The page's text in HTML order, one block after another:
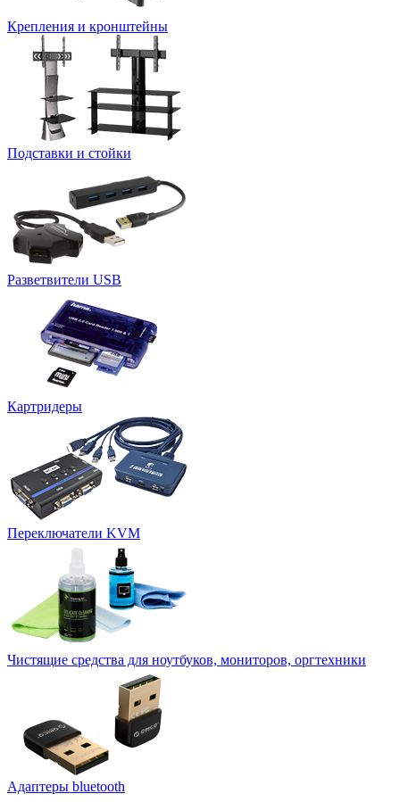
Крепления и кронштейны
Подставки и стойки
Разветвители USB
Картридеры
Переключатели KVM
Чистящие средства для ноутбуков, мониторов, оргтехники
Адаптеры bluetooth